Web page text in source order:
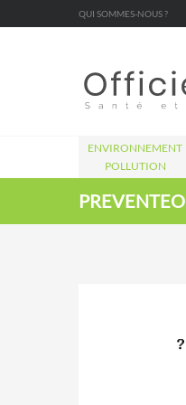
QUI SOMMES-NOUS ?
ENVIRONNEMENT
POLLUTION
PREVENTEO
Cookies management panel